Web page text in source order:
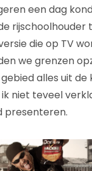
een dag
rijschoolhouder
die op TV
we grenzen
alles uit
niet teveel
presenteren.